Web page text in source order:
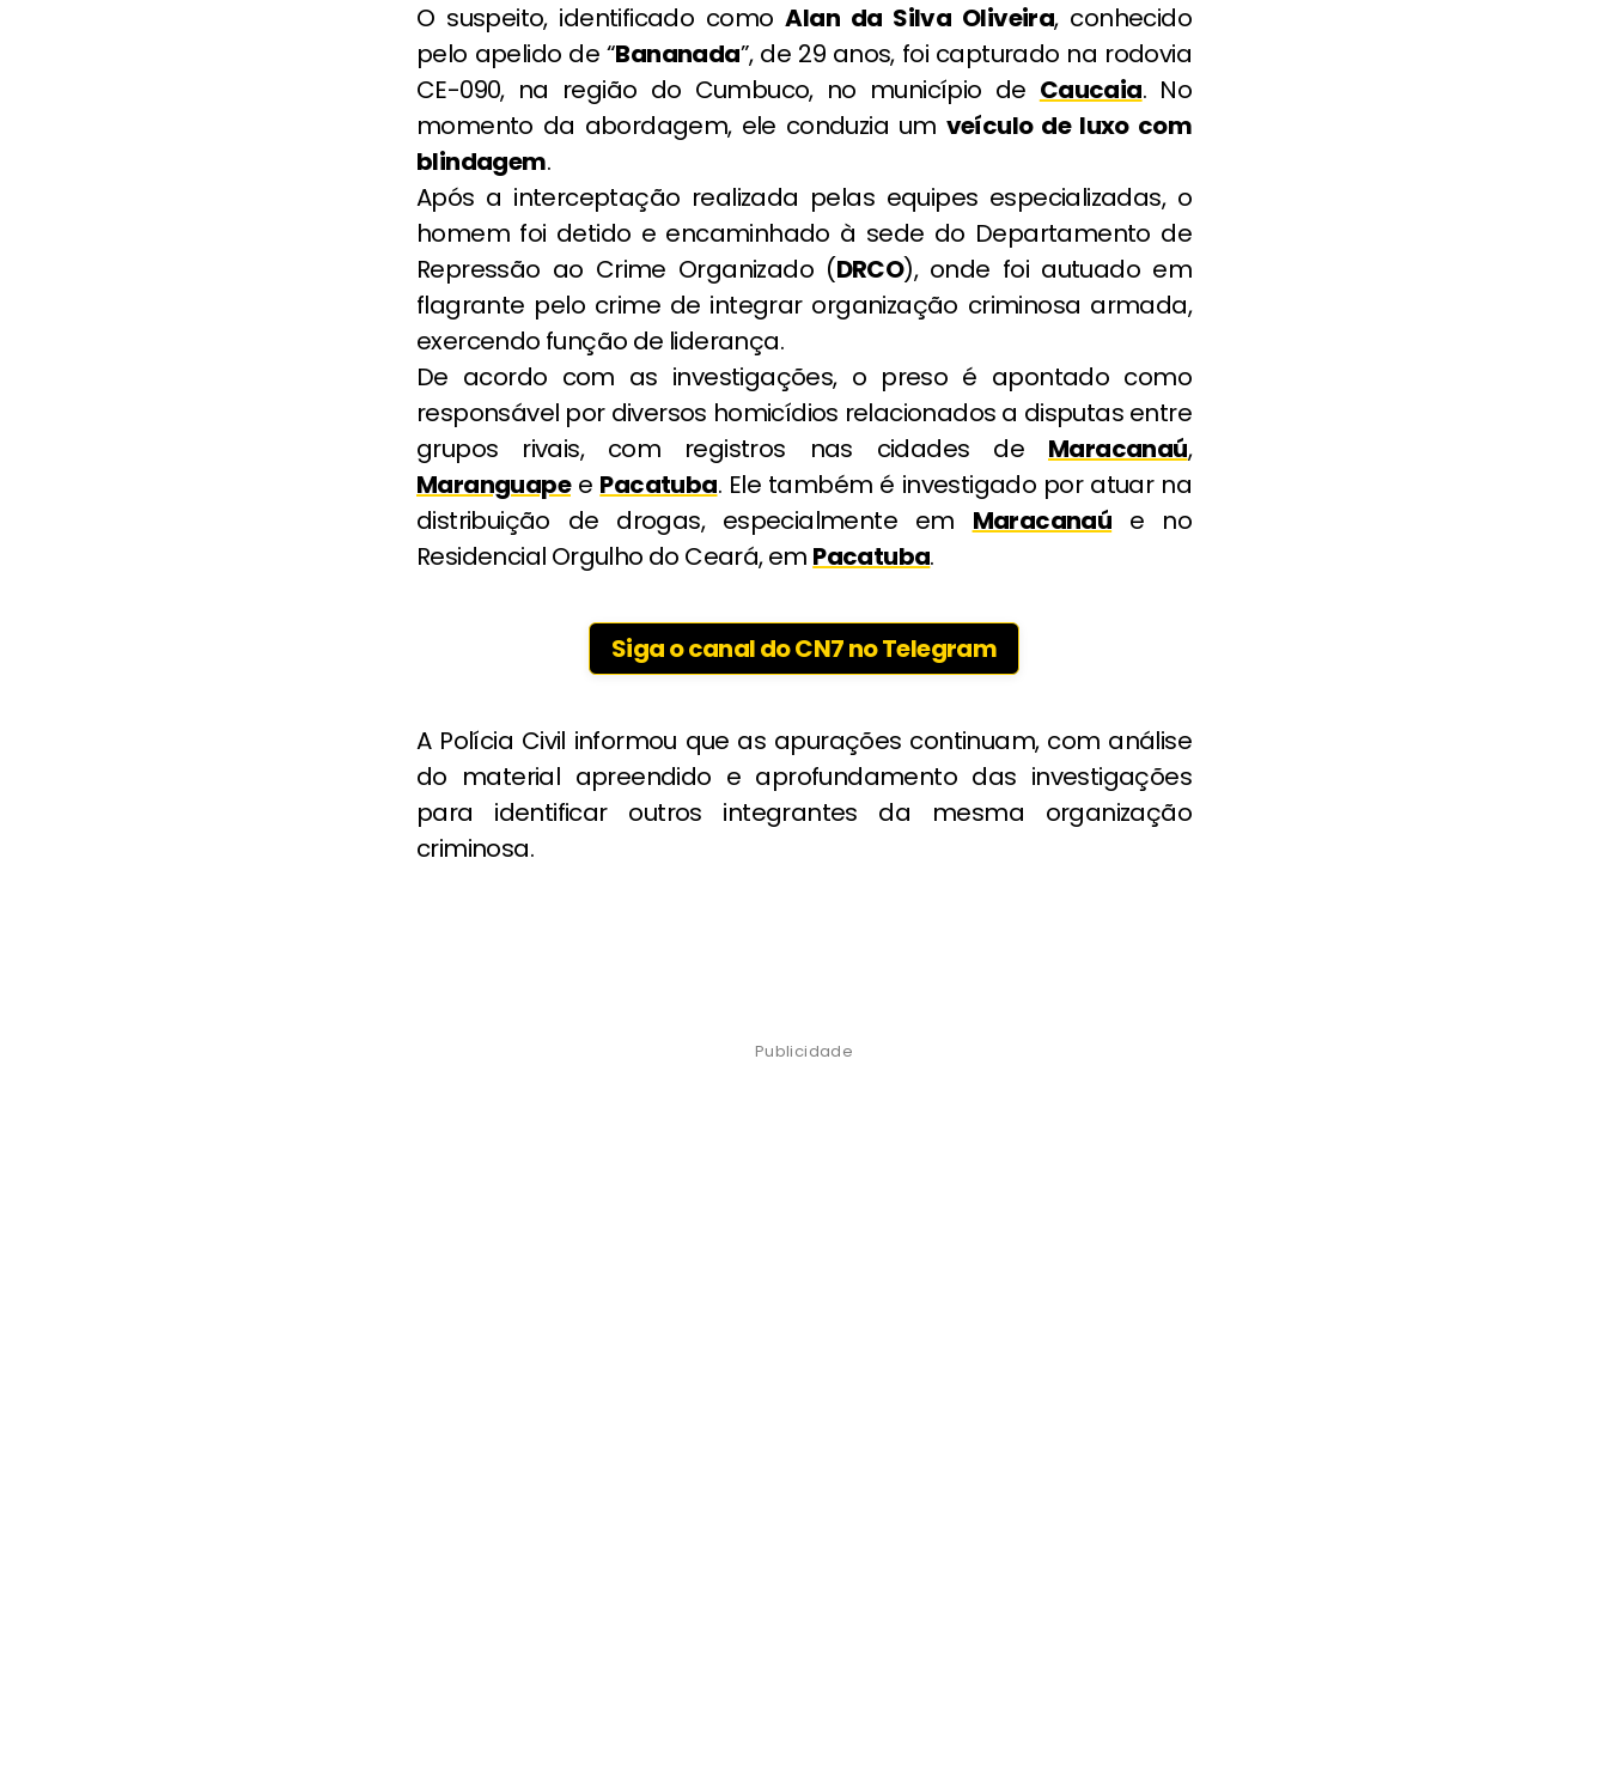
O suspeito, identificado comoAlan da Silva Oliveira, conhecido
pelo apelido de “Bananada”, de 29 anos, foi capturado na rodovia
CE-090, na região do Cumbuco, no município de Caucaia. No
momento da abordagem, ele conduzia um veículo de luxo com
blindagem.
Após a interceptação realizada pelas equipes especializadas, o
homem foi detido e encaminhado à sede do Departamento de
Repressão ao Crime Organizado (DRCO), onde foi autuado em
flagrante pelo crime de integrar organização criminosa armada,
exercendo função de liderança.
De acordo com as investigações, o preso é apontado como
responsável por diversos homicídios relacionados a disputas entre
grupos rivais, com registros nas cidades de Maracanaú,
Maranguapee Pacatuba. Ele também é investigado por atuar na
distribuição de drogas, especialmente em Maracanaú e no
Residencial Orgulho do Ceará, em Pacatuba.
Siga o canal do CN7 no Telegram
A Polícia Civil informou que as apurações continuam, com análise
do material apreendido e aprofundamento das investigações
para identificar outros integrantes da mesma organização
criminosa.
Publicidade